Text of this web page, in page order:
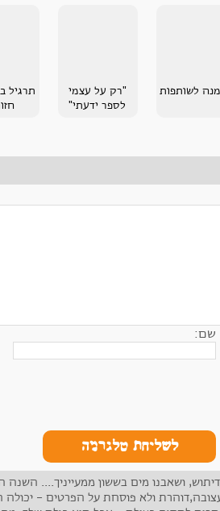
לשותפות
"רק על עצמי
לספר ידעתי"
תרגיל
שם:
לשליחת טלגרמה
ושאבנו מים בששון ממעייניך....
ולא פוסחת על הפרטים -